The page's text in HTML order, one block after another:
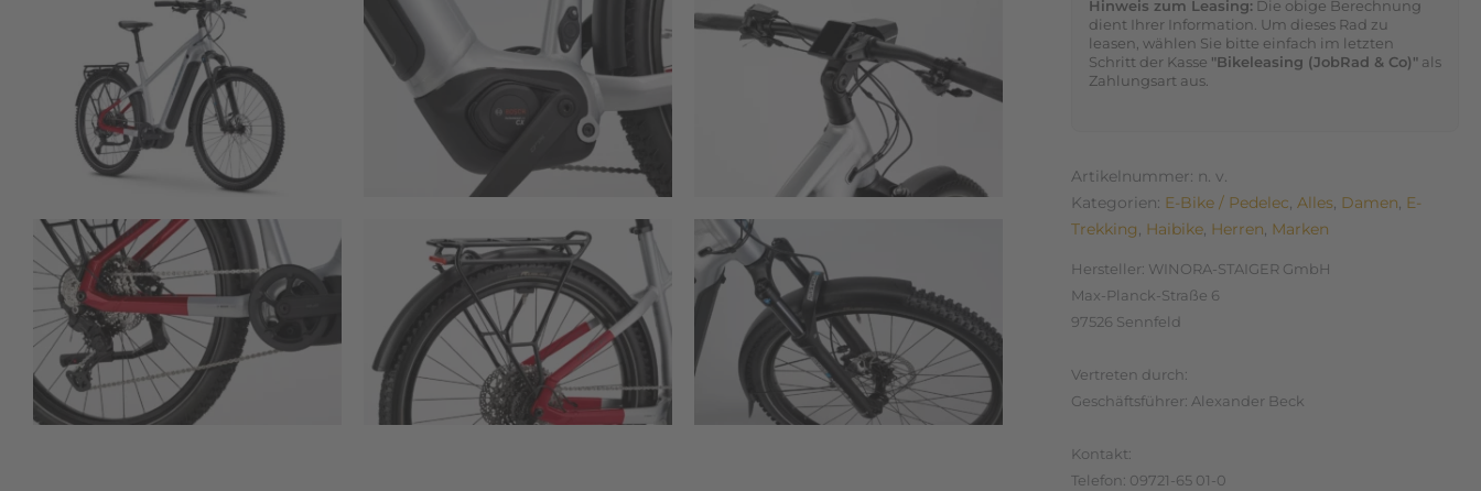
Hinweis zum Leasing: Die obige Berechnung
dient Ihrer Information. Um dieses Rad zu
leasen, wählen Sie bitte einfach im letzten
Schritt der Kasse "Bikeleasing (JobRad & Co)"als
Zahlungsart aus.
Artikelnummer: n. v.
Kategorien: E-Bike / Pedelec, Alles, Damen, E-
Trekking, Haibike, Herren, Marken
Hersteller: WINORA-STAIGER GmbH
Max-Planck-Straße 6
97526 Sennfeld
Vertreten durch:
Geschäftsführer: Alexander Beck
Kontakt:
Telefon: 09721-65 01-0